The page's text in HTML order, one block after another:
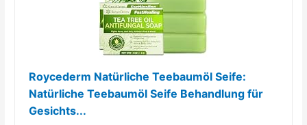
Roycederm Natürliche Teebaumöl Seife:
Natürliche Teebaumöl Seife Behandlung für
Gesichts...